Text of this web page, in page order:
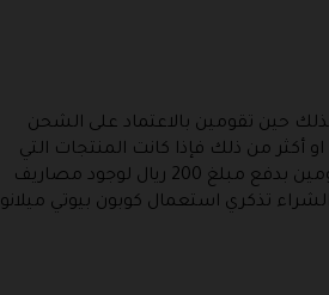
حين تقومين بالاعتماد على الشحن
المجاني صالح داخل المملكة العربية السعودية و في حالة اذا كانت قيمة المشتريات هي 199 ريال او أكثر من ذلك فإذا كانت المنتجات التي
ستقومين بطلبها قيمتها بلغت 180 ريال ننصحك أن تجدي منتج آخر لتصبح 200 ريال لانكي في كلتا الحالتين ستقومين بدفع مبلغ 200 ريال لوجود مصاريف
تذكري استعمال كوبون بيوتي ميلانو